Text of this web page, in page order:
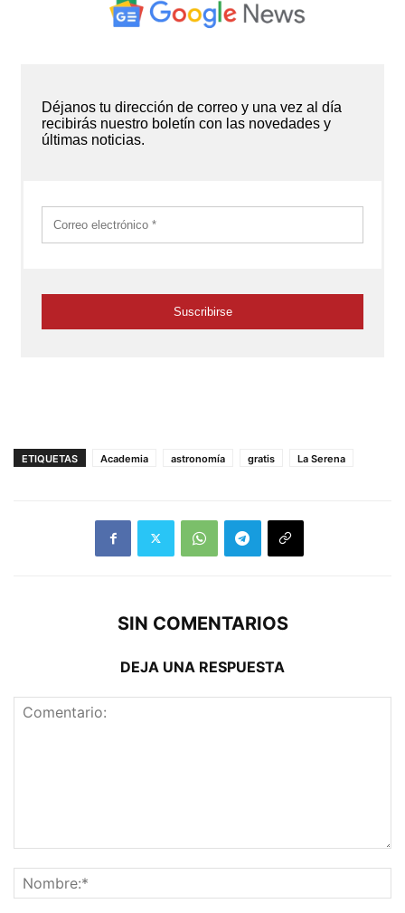
ETIQUETAS Academia astronomía gratis La Serena
SIN COMENTARIOS
DEJA UNA RESPUESTA